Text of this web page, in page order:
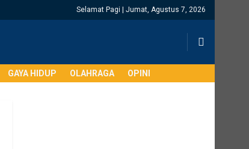
Selamat Pagi | Jumat, Agustus 7, 2026
GAYA HIDUP OLAHRAGA OPINI